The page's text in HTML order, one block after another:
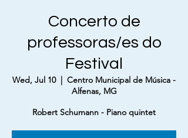
Concerto de
professoras/es do
Festival
Wed, Jul 10
  |
Centro Municipal de Música -
Alfenas, MG
Robert Schumann - Piano quintet